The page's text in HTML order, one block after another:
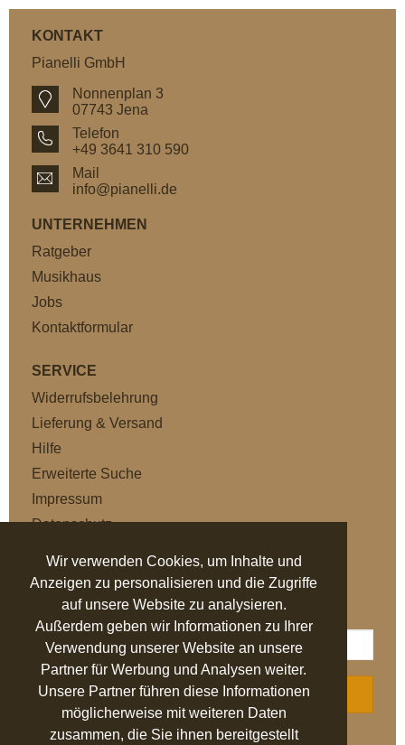
Wir verwenden Cookies, um Inhalte und
Anzeigen zu personalisieren und die Zugriffe
auf unsere Website zu analysieren.
Außerdem geben wir Informationen zu Ihrer
Verwendung unserer Website an unsere
Partner für Werbung und Analysen weiter.
Unsere Partner führen diese Informationen
möglicherweise mit weiteren Daten
zusammen, die Sie ihnen bereitgestellt
KONTAKT
Pianelli GmbH
Nonnenplan 3
07743 Jena
Telefon
+49 3641 310 590
Mail
info@pianelli.de
UNTERNEHMEN
Ratgeber
Musikhaus
Jobs
Kontaktformular
SERVICE
Widerrufsbelehrung
Lieferung & Versand
Hilfe
Erweiterte Suche
Impressum
Datenschutz
NEWSLETTER
ABONNIEREN